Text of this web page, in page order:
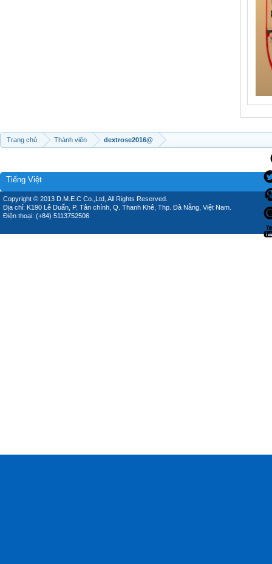
Trang chủ Thành viên dextrose2016@
Tiếng Việt
Copyright © 2013 D.M.E.C Co.,Ltd, All Rights Reserved.
Địa chỉ: K190 Lê Duẩn, P. Tân chính, Q. Thanh Khê, Thp. Đà Nẵng, Việt Nam.
Điện thoại: (+84) 5113752506